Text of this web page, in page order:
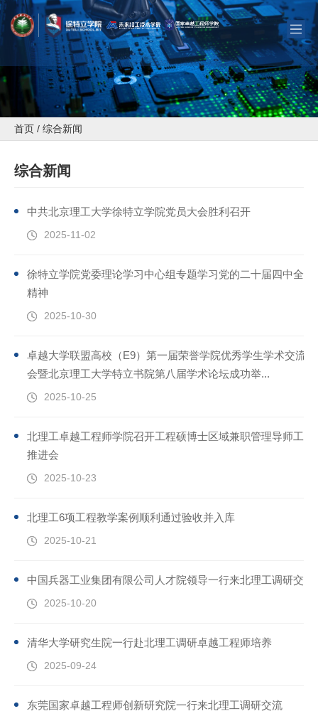
首页 / 综合新闻
综合新闻
中共北京理工大学徐特立学院党员大会胜利召开
2025-11-02
徐特立学院党委理论学习中心组专题学习党的二十届四中全会
精神
2025-10-30
卓越大学联盟高校（E9）第一届荣誉学院优秀学生学术交流大
会暨北京理工大学特立书院第八届学术论坛成功举...
2025-10-25
北理工卓越工程师学院召开工程硕博士区域兼职管理导师工作
推进会
2025-10-23
北理工6项工程教学案例顺利通过验收并入库
2025-10-21
中国兵器工业集团有限公司人才院领导一行来北理工调研交流
2025-10-20
清华大学研究生院一行赴北理工调研卓越工程师培养
2025-09-24
东莞国家卓越工程师创新研究院一行来北理工调研交流